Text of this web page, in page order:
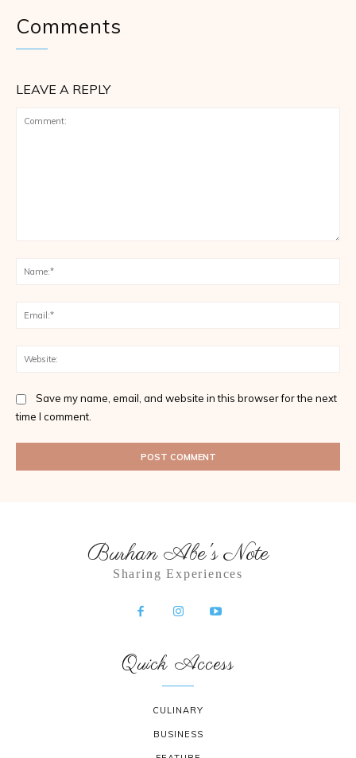
Comments
LEAVE A REPLY
Save my name, email, and website in this browser for the next
time I comment.
Burhan Abe's Note
Sharing Experiences
Quick Access
CULINARY
BUSINESS